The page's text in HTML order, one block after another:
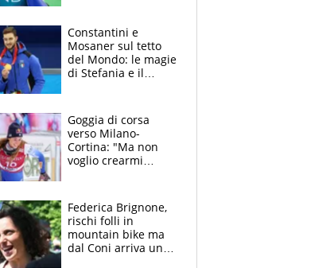
c’è anche Pellegrino
Constantini e
Mosaner sul tetto
del Mondo: le magie
di Stefania e il
Milano-Cortina
Goggia di corsa
verso Milano-
Cortina: "Ma non
voglio crearmi
forte come prima"
Federica Brignone,
rischi folli in
mountain bike ma
dal Coni arriva un